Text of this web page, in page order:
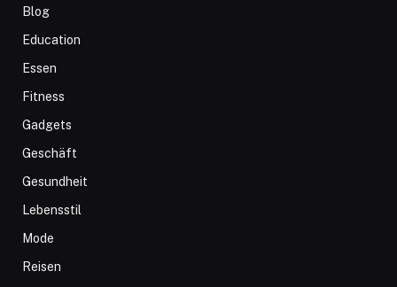
Blog
Education
Essen
Fitness
Gadgets
Geschäft
Gesundheit
Lebensstil
Mode
Reisen